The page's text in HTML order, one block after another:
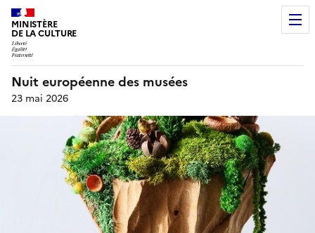
MINISTÈRE
DE LA CULTURE
Nuit européenne des musées
23 mai 2026